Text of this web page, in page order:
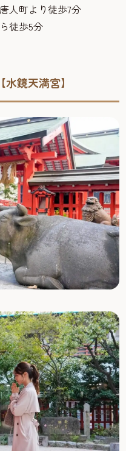
人町より徒歩7分
徒歩5分
鏡天満宮】